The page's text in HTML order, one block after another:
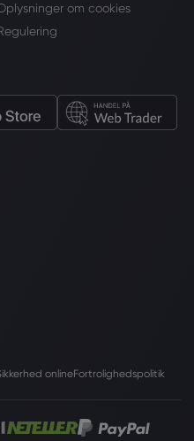
om cookies
onlineFortrolighedspolitik